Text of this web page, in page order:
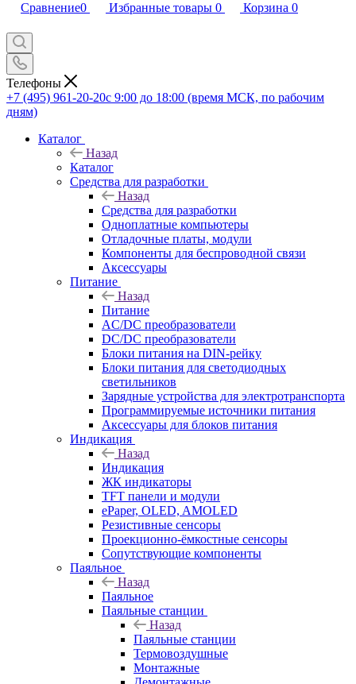
Сравнение0 Избранные товары 0 Корзина 0
Телефоны
+7 (495) 961-20-20с 9:00 до 18:00 (время МСК, по рабочим
дням)
Каталог
Назад
Каталог
Средства для разработки
Назад
Средства для разработки
Одноплатные компьютеры
Отладочные платы, модули
Компоненты для беспроводной связи
Аксессуары
Питание
Назад
Питание
AC/DC преобразователи
DC/DC преобразователи
Блоки питания на DIN-рейку
Блоки питания для светодиодных
светильников
Зарядные устройства для электротранспорта
Программируемые источники питания
Аксессуары для блоков питания
Индикация
Назад
Индикация
ЖК индикаторы
TFT панели и модули
ePaper, OLED, AMOLED
Резистивные сенсоры
Проекционно-ёмкостные сенсоры
Сопутствующие компоненты
Паяльное
Назад
Паяльное
Паяльные станции
Назад
Паяльные станции
Термовоздушные
Монтажные